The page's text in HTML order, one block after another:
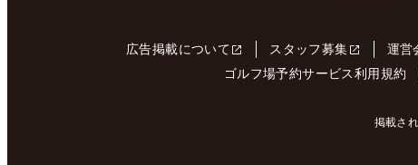
広告掲載について スタッフ募集 運営
ゴルフ場予約サービス利用規約
掲載さ